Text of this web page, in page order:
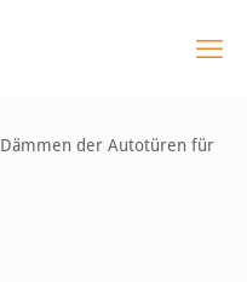
Dämmen der Autotüren für